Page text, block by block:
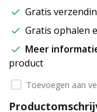
Gratis
Gratis ophalen
Meer
product
Toevoegen aan